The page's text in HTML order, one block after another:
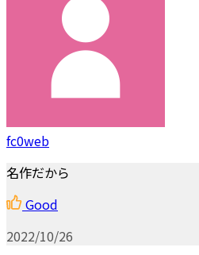
fc0web
名作だから
Good
2022/10/26